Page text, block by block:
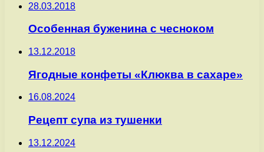
28.03.2018
Особенная буженина с чесноком
13.12.2018
Ягодные конфеты «Клюква в сахаре»
16.08.2024
Рецепт супа из тушенки
13.12.2024